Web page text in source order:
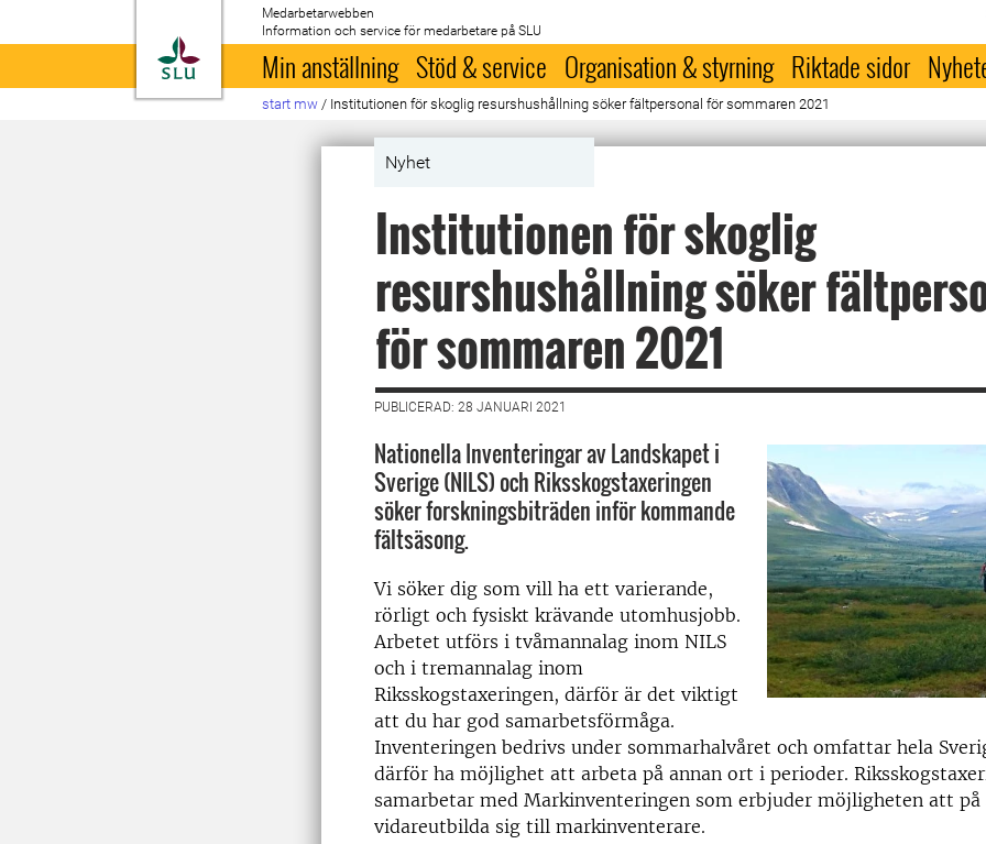
Till startsida
Medarbetarwebben
Information och service för medarbetare på SLU
Min anställning Stöd & service Organisation & styrning Riktade sidor
start mw / Institutionen för skoglig resurshushållning söker fältpersonal för sommaren 2021
Nyhet
Institutionen för skoglig
resurshushållning söker
för sommaren 2021
PUBLICERAD: 28 JANUARI 2021
Nationella Inventeringar av Landskapet i
Sverige (NILS) och Riksskogstaxeringen
söker forskningsbiträden inför kommande
fältsäsong.
Vi söker dig som vill ha ett varierande,
rörligt och fysiskt krävande utomhusjobb.
Arbetet utförs i tvåmannalag inom NILS
och i tremannalag inom
Riksskogstaxeringen, därför är det viktigt
att du har god samarbetsförmåga.
Inventeringen bedrivs under sommarhalvåret och omfattar hela
därför ha möjlighet att arbeta på annan ort i perioder.
samarbetar med Markinventeringen som erbjuder möjligheten att på
vidareutbilda sig till markinventerare.